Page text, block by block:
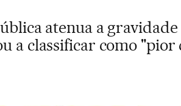
atenua a
a classificar como